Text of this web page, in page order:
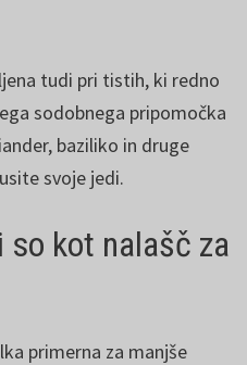
tudi pri tistih, ki redno
sodobnega pripomočka
baziliko in druge
svoje jedi.
kot nalašč za
primerna za manjše